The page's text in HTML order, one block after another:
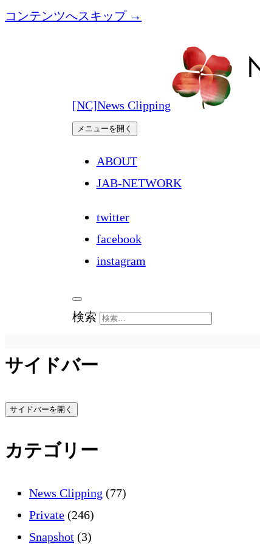
コンテンツへスキップ →
[NC]News Clipping
メニューを開く
ABOUT
JAB-NETWORK
twitter
facebook
instagram
検索
サイドバー
サイドバーを開く
カテゴリー
News Clipping (77)
Private (246)
Snapshot (3)